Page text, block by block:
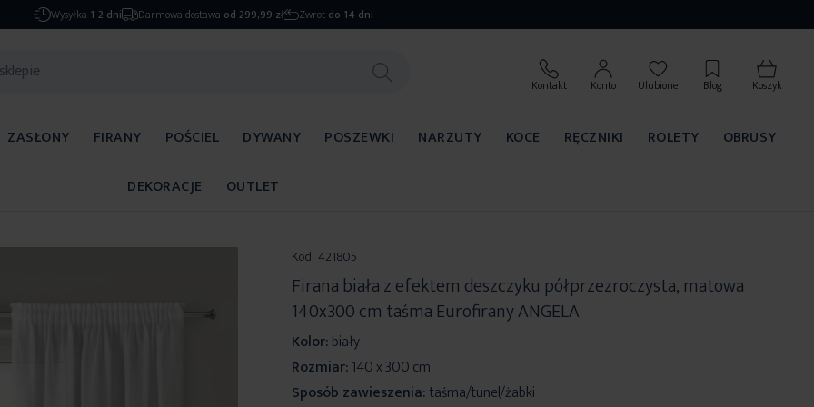
Wysyłka 1-2 dni Darmowa dostawa od 299,99 zł Zwrot do 14 dni
Kontakt Konto Ulubione Blog Koszyk
ZASŁONY FIRANY POŚCIEL DYWANY POSZEWKI NARZUTY KOCE RĘCZNIKI ROLETY
OBRUSY
DEKORACJE
OUTLET
Kod: 421805
Firana biała z efektem deszczyku półprzezroczysta, matowa
140x300 cm taśma Eurofirany ANGELA
Kolor:biały
Rozmiar:140 x 300 cm
Sposób zawieszenia:taśma/tunel/żabki